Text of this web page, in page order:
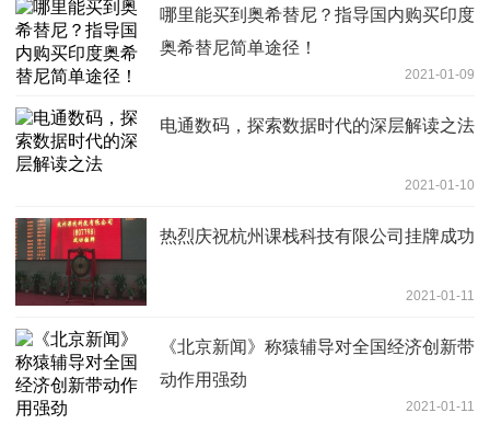
哪里能买到奥希替尼？指导国内购买印度
奥希替尼简单途径！
2021-01-09
电通数码，探索数据时代的深层解读之法
2021-01-10
热烈庆祝杭州课栈科技有限公司挂牌成功
2021-01-11
《北京新闻》称猿辅导对全国经济创新带
动作用强劲
2021-01-11